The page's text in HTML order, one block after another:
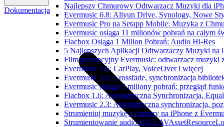
Najlepszy Chmurowy Odtwarzacz Muzyki dla
Evermusic 6.8: Aliyun Drive, Synology, Nowe
Evermusic Pro na Setapp Mobile: Muzyka z
Evermusic osiąga 11 milionów pobrań na całym
Flacbox Osiąga 1 Milion Pobrań: Audio Hi-Res
5 Najlepszych Aplikacji Odtwarzaczy Muzyki na
Film promocyjny Evermusic: odtwarzacz muzyki
Evermusic 3.6: CarPlay, VoiceOver i więcej
Evermusic 3.1: Crossfade, synchronizacja
Evermusic osiąga 3 miliony pobrań: przegląd
Flacbox 1.6: Automatyczna Synchronizacja,
Evermusic 2.3: Automatyczna synchronizacja,
Strumieniuj muzykę z chmury na iPhone z
Strumieniowanie audio iOS z
Dokumentacja